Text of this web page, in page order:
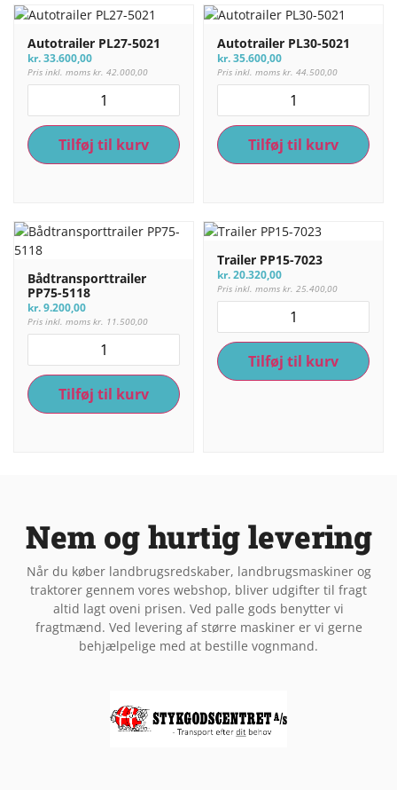
Autotrailer PL27-5021
kr.33.600,00
Pris inkl. moms kr. 42.000,00
Tilføj til kurv
Autotrailer PL30-5021
kr.35.600,00
Pris inkl. moms kr. 44.500,00
Tilføj til kurv
Bådtransporttrailer
PP75-5118
kr.9.200,00
Pris inkl. moms kr. 11.500,00
Tilføj til kurv
Trailer PP15-7023
kr.20.320,00
Pris inkl. moms kr. 25.400,00
Tilføj til kurv
Nem og hurtig levering
Når du køber landbrugsredskaber, landbrugsmaskiner og
traktorer gennem vores webshop, bliver udgifter til fragt
altid lagt oveni prisen. Ved palle gods benytter vi
fragtmænd. Ved levering af større maskiner er vi gerne
behjælpelige med at bestille vognmand.